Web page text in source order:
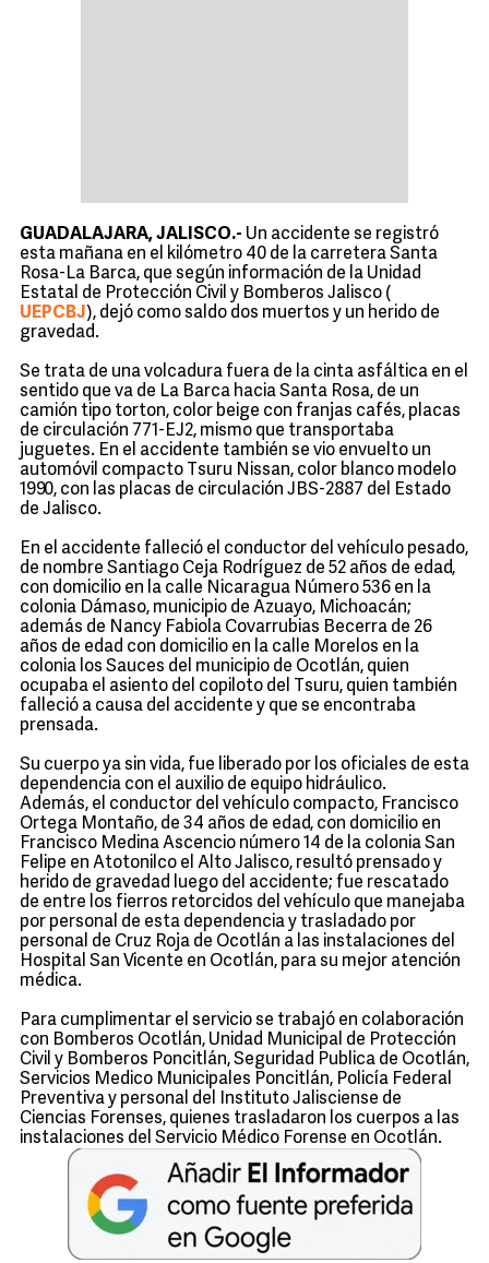
GUADALAJARA, JALISCO.- Un accidente se registró
esta mañana en el kilómetro 40 de la carretera Santa
Rosa-La Barca, que según información de la Unidad
Estatal de Protección Civil y Bomberos Jalisco (
UEPCBJ), dejó como saldo dos muertos y un herido de
gravedad.
Se trata de una volcadura fuera de la cinta asfáltica en el
sentido que va de La Barca hacia Santa Rosa, de un
camión tipo torton, color beige con franjas cafés, placas
de circulación 771-EJ2, mismo que transportaba
juguetes. En el accidente también se vio envuelto un
automóvil compacto Tsuru Nissan, color blanco modelo
1990, con las placas de circulación JBS-2887 del Estado
de Jalisco.
En el accidente falleció el conductor del vehículo pesado,
de nombre Santiago Ceja Rodríguez de 52 años de edad,
con domicilio en la calle Nicaragua Número 536 en la
colonia Dámaso, municipio de Azuayo, Michoacán;
además de Nancy Fabiola Covarrubias Becerra de 26
años de edad con domicilio en la calle Morelos en la
colonia los Sauces del municipio de Ocotlán, quien
ocupaba el asiento del copiloto del Tsuru, quien también
falleció a causa del accidente y que se encontraba
prensada.
Su cuerpo ya sin vida, fue liberado por los oficiales de esta
dependencia con el auxilio de equipo hidráulico.
Además, el conductor del vehículo compacto, Francisco
Ortega Montaño, de 34 años de edad, con domicilio en
Francisco Medina Ascencio número 14 de la colonia San
Felipe en Atotonilco el Alto Jalisco, resultó prensado y
herido de gravedad luego del accidente; fue rescatado
de entre los fierros retorcidos del vehículo que manejaba
por personal de esta dependencia y trasladado por
personal de Cruz Roja de Ocotlán a las instalaciones del
Hospital San Vicente en Ocotlán, para su mejor atención
médica.
Para cumplimentar el servicio se trabajó en colaboración
con Bomberos Ocotlán, Unidad Municipal de Protección
Civil y Bomberos Poncitlán, Seguridad Publica de Ocotlán,
Servicios Medico Municipales Poncitlán, Policía Federal
Preventiva y personal del Instituto Jalisciense de
Ciencias Forenses, quienes trasladaron los cuerpos a las
instalaciones del Servicio Médico Forense en Ocotlán.